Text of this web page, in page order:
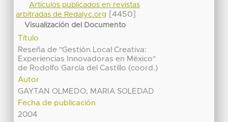
Artículos publicados en revistas
arbitradas de Redalyc.org
[4450]
Visualización del Documento
Título
Reseña de "Gestión Local Creativa:
Experiencias Innovadoras en México"
de Rodolfo García del Castillo (coord.)
Autor
GAYTAN OLMEDO, MARIA SOLEDAD
Fecha de publicación
2004